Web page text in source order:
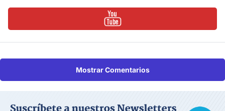
Mostrar Comentarios